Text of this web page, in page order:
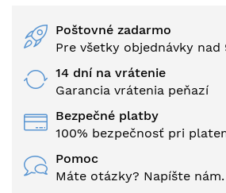
Poštovné zadarmo
Pre všetky objednávky nad
14 dní na vrátenie
Garancia vrátenia peňazí
Bezpečné platby
100% bezpečnosť pri
Pomoc
Máte otázky? Napíšte nám.